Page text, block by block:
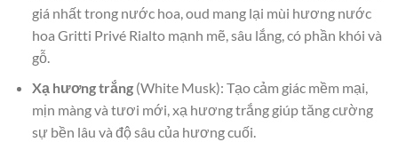
giá nhất trong nước hoa, oud mang lại mùi hương nước
hoa Gritti Privé Rialto mạnh mẽ, sâu lắng, có phần khói và
gỗ.
Xạ hương trắng(White Musk): Tạo cảm giác mềm mại,
mịn màng và tươi mới, xạ hương trắng giúp tăng cường
sự bền lâu và độ sâu của hương cuối.